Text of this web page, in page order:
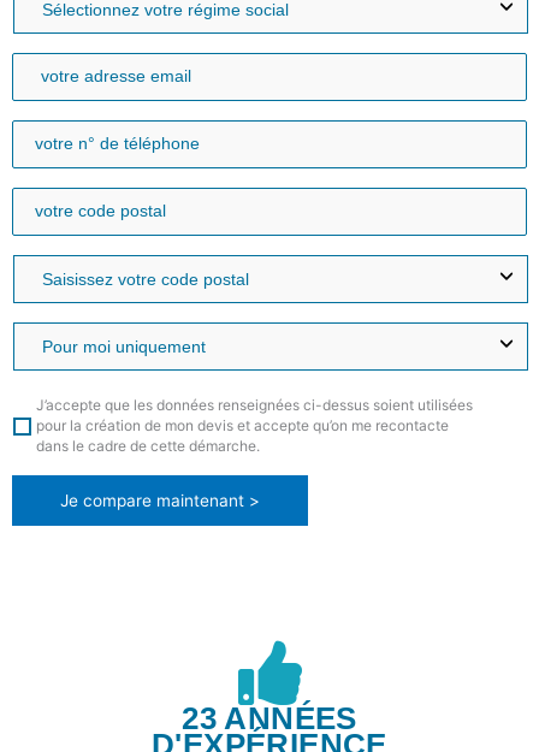
J’accepte que les données renseignées ci-dessus soient utilisées
pour la création de mon devis et accepte qu’on me recontacte
dans le cadre de cette démarche.
Je compare maintenant >
23 ANNÉES
D'EXPÉRIENCE